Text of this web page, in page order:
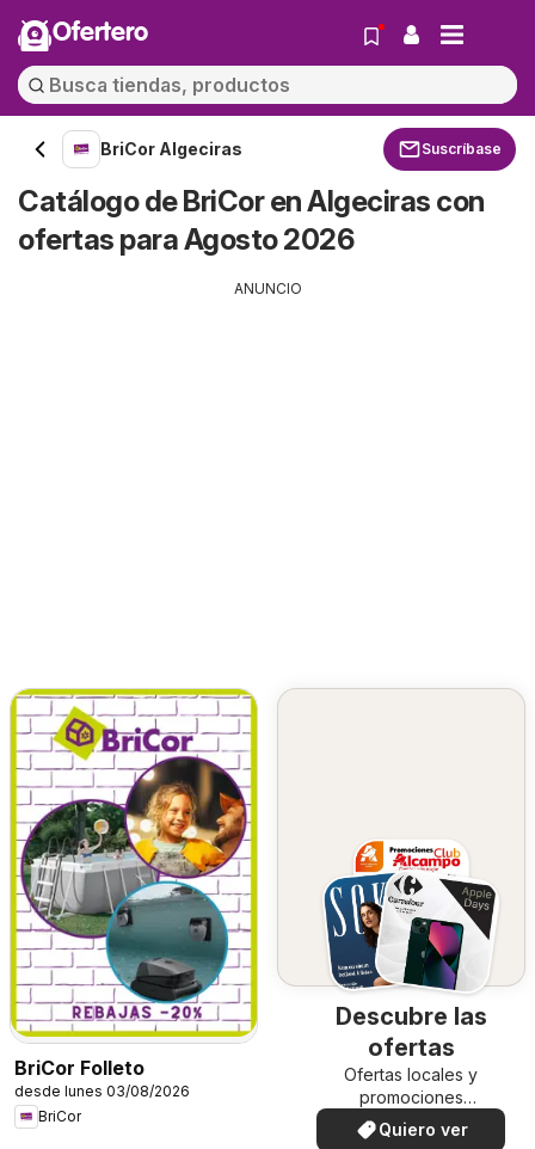
Ofertero
BriCor Algeciras Suscríbase
Catálogo de BriCor en Algeciras con
ofertas para Agosto 2026
ANUNCIO
BriCor Folleto
desde lunes 03/08/2026
BriCor
Descubre las
ofertas
Ofertas locales y
promociones
especiales.
Quiero ver